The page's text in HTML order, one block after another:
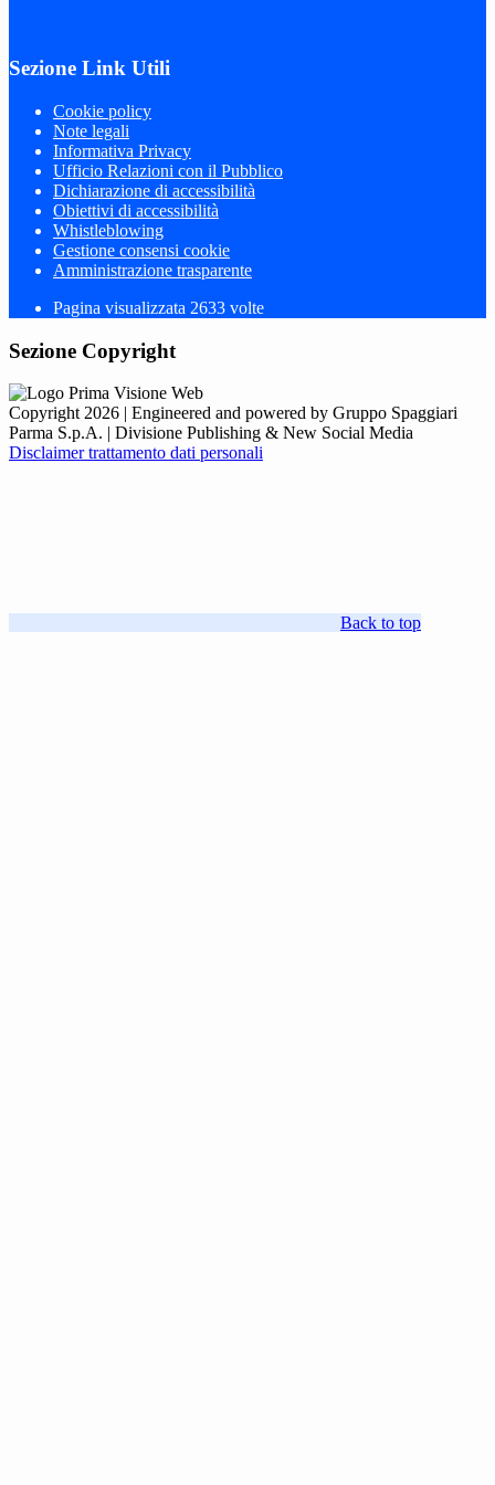
Sezione Link Utili
Cookie policy
Note legali
Informativa Privacy
Ufficio Relazioni con il Pubblico
Dichiarazione di accessibilità
Obiettivi di accessibilità
Whistleblowing
Gestione consensi cookie
Amministrazione trasparente
Pagina visualizzata 2633 volte
Sezione Copyright
Copyright 2026 | Engineered and powered by Gruppo Spaggiari
Parma S.p.A. | Divisione Publishing & New Social Media
Disclaimer trattamento dati personali
Back to top